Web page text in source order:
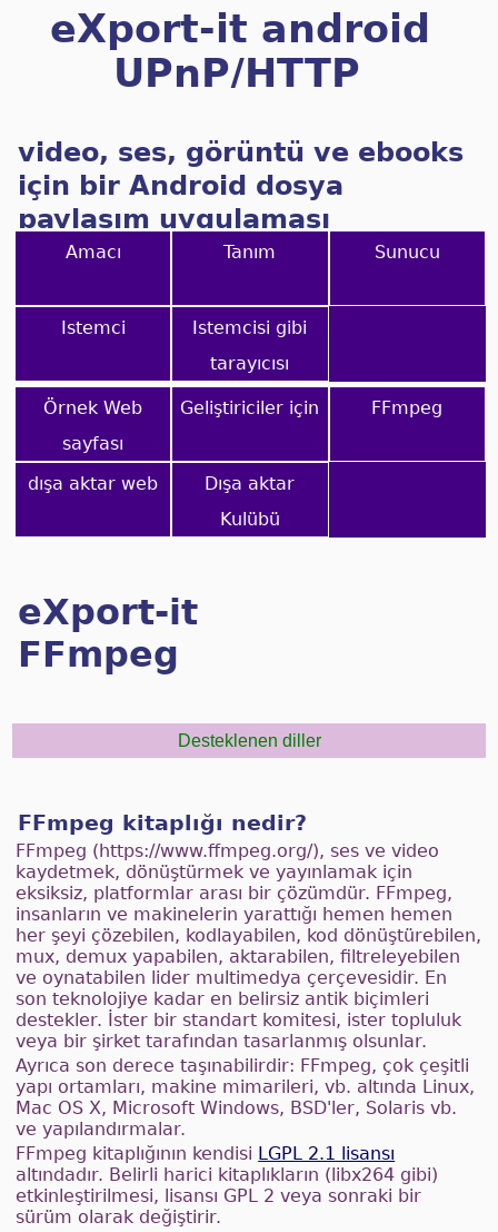
eXport-it android
UPnP/HTTP
video, ses, görüntü ve ebooks
için bir Android dosya
paylaşım uygulaması
Amacı Tanım Sunucu
Istemci
Istemcisi gibi
tarayıcısı
Örnek Web
sayfası
Geliştiriciler için FFmpeg
dışa aktar web
Dışa aktar
Kulübü
eXport-it
FFmpeg
Desteklenen diller
FFmpeg kitaplığı nedir?
FFmpeg (https://www.ffmpeg.org/), ses ve video
kaydetmek, dönüştürmek ve yayınlamak için
eksiksiz, platformlar arası bir çözümdür. FFmpeg,
insanların ve makinelerin yarattığı hemen hemen
her şeyi çözebilen, kodlayabilen, kod dönüştürebilen,
mux, demux yapabilen, aktarabilen, filtreleyebilen
ve oynatabilen lider multimedya çerçevesidir. En
son teknolojiye kadar en belirsiz antik biçimleri
destekler. İster bir standart komitesi, ister topluluk
veya bir şirket tarafından tasarlanmış olsunlar.
Ayrıca son derece taşınabilirdir: FFmpeg, çok çeşitli
yapı ortamları, makine mimarileri, vb. altında Linux,
Mac OS X, Microsoft Windows, BSD'ler, Solaris vb.
ve yapılandırmalar.
FFmpeg kitaplığının kendisi LGPL 2.1 lisansı
altındadır. Belirli harici kitaplıkların (libx264 gibi)
etkinleştirilmesi, lisansı GPL 2 veya sonraki bir
sürüm olarak değiştirir.